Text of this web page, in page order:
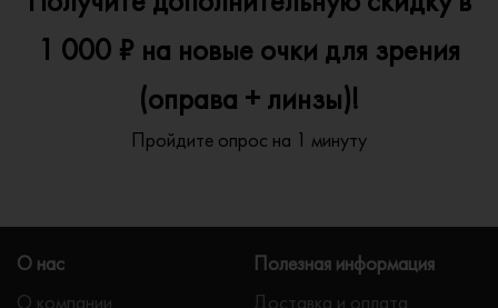
1 000 ₽ на новые очки для зрения
(оправа + линзы)!
Пройдите опрос на 1 минуту
О нас
О компании
Полезная информация
Доставка и оплата